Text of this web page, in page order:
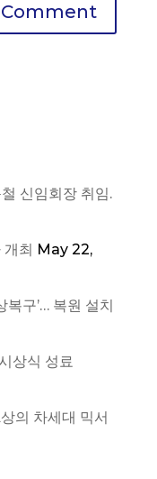
신임회장 취임.
최 May 22,
복구’… 복원 설치
상식 성료
의 차세대 믹서